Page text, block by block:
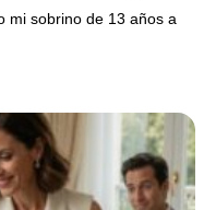
café como si nada.
sin reclamar. Pero al
que llevaba años
sobrino de 13 años a